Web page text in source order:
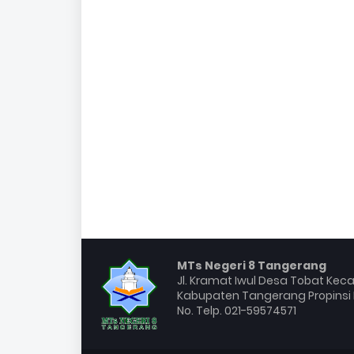
MTs Negeri 8 Tangerang
Jl. Kramat Iwul Desa Tobat
Kabupaten Tangerang Propinsi
No. Telp. 021-59574571